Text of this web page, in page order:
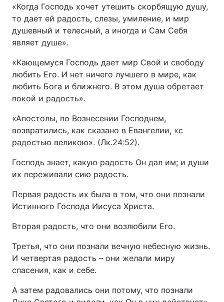
«Когда Господь хочет утешить скорбящую душу,
то дает ей радость, слезы, умиление, и мир
душевный и телесный, а иногда и Сам Себя
являет душе».
«Кающемуся Господь дает мир Свой и свободу
любить Его. И нет ничего лучшего в мире, как
любить Бога и ближнего. В этом душа обретает
покой и радость».
«Апостолы, по Вознесении Господнем,
возвратились, как сказано в Евангелии, «с
радостью великою». (Лк.24:52).
Господь знает, какую радость Он дал им; и души
их переживали сию радость.
Первая радость их была в том, что они познали
Истинного Господа Иисуса Христа.
Вторая радость, что они возлюбили Его.
Третья, что они познали вечную небесную жизнь.
И четвертая радость – они желали миру
спасения, как и себе.
А затем радовались они потому, что познали